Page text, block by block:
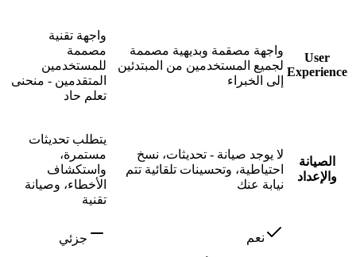
User
Experience
واجهة مصقمة وبديهية مصممة
لجميع المستخدمين من المبتدئين
إلى الخبراء
واجهة تقنية
مصممة
للمستخدمين
المتقدمين - منحنى
تعلم حاد
الصيانة
والإعداد
لا يوجد صيانة - تحديثات، نسخ
احتياطية، وتحسينات تلقائية تتم
نيابة عنك
يتطلب تحديثات
مستمرة،
واستكشاف
الأخطاء، وصيانة
تقنية
نعم
جزئي